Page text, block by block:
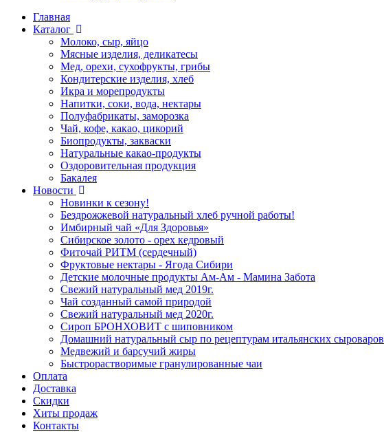
Главная
Каталог
Молоко, сыр, яйцо
Мясные изделия, деликатесы
Мед, орехи, сухофрукты, грибы
Кондитерские изделия, хлеб
Икра и морепродукты
Напитки, соки, вода, нектары
Полуфабрикаты, заморозка
Чай, кофе, какао, цикорий
Биопродукты, закваски
Натуральные какао-продукты
Оздоровительная продукция
Бакалея
Новости
Новинки к сезону!
Бездрожжевой натуральный хлеб ручной работы!
Имбирный чай «Для Здоровья»
Сибирское золото - орех кедровый
Фиточай РИТМ (сердечный)
Фруктовые нектары - Ягода Сибири
Детские молочные продукты Ам-Ам - Мамина Забота
Свежий натуральный мед 2019г.
Чай созданный самой природой
Свежий натуральный мед 2020г.
Сироп БРОНХОВИТ с шиповником
Домашний натуральный сыр по рецептурам итальянских сыроваров
Медвежий и барсучий жиры
Быстрорастворимые гранулированные чаи
Оплата
Доставка
Скидки
Хиты продаж
Контакты